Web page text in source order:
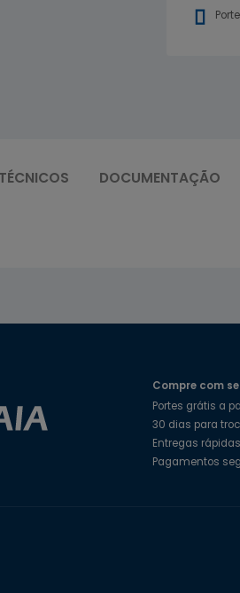
DOCUMENTAÇÃO
Compre com
Portes grátis a
30 dias para
Entregas rápidas
Pagamentos